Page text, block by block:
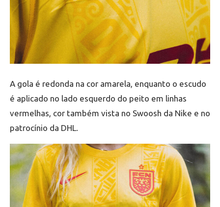
A gola é redonda na cor amarela, enquanto o escudo
é aplicado no lado esquerdo do peito em linhas
vermelhas, cor também vista no Swoosh da Nike e no
patrocínio da DHL.